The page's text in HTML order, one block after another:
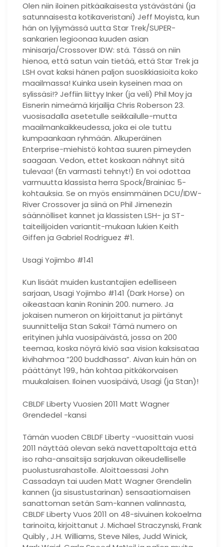
Olen niin iloinen pitkäaikaisesta ystävästäni (ja
satunnaisesta kotikaveristani) Jeff Moyista, kun
hän on lyijymässä uutta Star Trek/SUPER-
sankarien legioonaa kuuden asian
minisarja/Crossover IDW: stä. Tässä on niin
hienoa, että satun vain tietää, että Star Trek ja
LSH ovat kaksi hänen paljon suosikkiasioita koko
maailmassa! Kuinka usein kyseinen maa on
sylissäsi!? Jeffiin liittyy Inker (ja veli) Phil Moy ja
Eisnerin nimeämä kirjailija Chris Roberson 23.
vuosisadalla asetetulle seikkailulle-mutta
maailmankaikkeudessa, joka ei ole tuttu
kumpaankaan ryhmään. Alkuperäinen
Enterprise-miehistö kohtaa suuren pimeyden
saagaan. Vedon, ettet koskaan nähnyt sitä
tulevaa! (En varmasti tehnyt!) En voi odottaa
varmuutta klassista herra Spock/Brainiac 5-
kohtauksia. Se on myös ensimmäinen DCU/IDW-
River Crossover ja siinä on Phil Jimenezin
säännölliset kannet ja klassisten LSH- ja ST-
taiteilijoiden variantit-mukaan lukien Keith
Giffen ja Gabriel Rodriguez #1.
Usagi Yojimbo #141
Kun lisäät muiden kustantajien edelliseen
sarjaan, Usagi Yojimbo #141 (Dark Horse) on
oikeastaan ​​kanin Roninin 200. numero. Ja
jokaisen numeron on kirjoittanut ja piirtänyt
suunnittelija Stan Sakai! Tämä numero on
erityinen juhla vuosipäivästä, jossa on 200
teemaa, koska nöyrä kiviö saa vision kaksisataa
kivihahmoa ”200 buddhassa”. Aivan kuin hän on
päättänyt 199., hän kohtaa pitkäkorvaisen
muukalaisen. Iloinen vuosipäivä, Usagi (ja Stan)!
CBLDF Liberty Vuosien 2011 Matt Wagner
Grendedel -kansi
Tämän vuoden CBLDF Liberty -vuosittain vuosi
2011 näyttää olevan sekä navettapolttaja että
iso raha-ansaitsija sarjakuvan oikeudelliselle
puolustusrahastolle. Aloittaessasi John
Cassadayn tai uuden Matt Wagner Grendelin
kannen (ja sisustustarinan) sensaatiomaisen
sanattoman setän Sam-kannen valinnasta,
CBLDF Liberty Vuos 2011 on 48-sivuinen kokoelma
tarinoita, kirjoittanut J. Michael Straczynski, Frank
Quibly , J.H. Williams, Steve Niles, Judd Winick,